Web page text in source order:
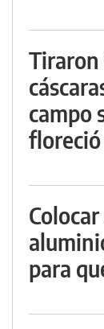
Tiraron
campo
para